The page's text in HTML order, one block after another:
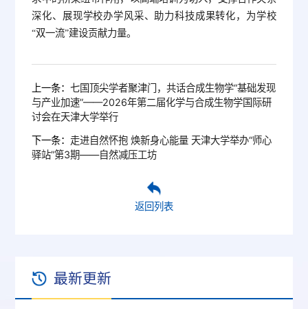
深化、展现学校办学风采、助力科技成果转化，为学校
“双一流”建设贡献力量。
上一条：七国顶尖学者聚津门，共话合成生物学“基础发现
与产业加速”——2026年第二届化学与合成生物学国际研
讨会在天津大学举行
下一条： 走进自然怀抱 焕新身心能量 天津大学举办“师心
驿站”第3期——自然减压工坊
返回列表
最新更新